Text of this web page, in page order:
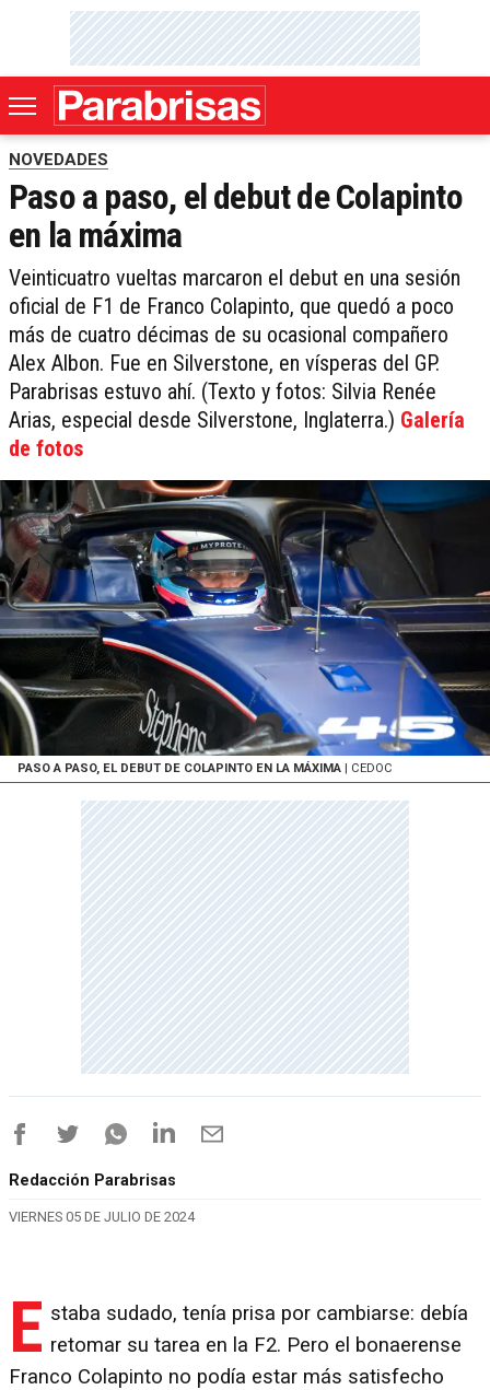
NOVEDADES
Paso a paso, el debut de Colapinto
en la máxima
Veinticuatro vueltas marcaron el debut en una sesión
oficial de F1 de Franco Colapinto, que quedó a poco
más de cuatro décimas de su ocasional compañero
Alex Albon. Fue en Silverstone, en vísperas del GP.
Parabrisas estuvo ahí. (Texto y fotos: Silvia Renée
Arias, especial desde Silverstone, Inglaterra.) Galería
de fotos
PASO A PASO, EL DEBUT DE COLAPINTO EN LA MÁXIMA | CEDOC
Redacción Parabrisas
VIERNES 05 DE JULIO DE 2024
E staba sudado, tenía prisa por cambiarse: debía
retomar su tarea en la F2. Pero el bonaerense
Franco Colapinto no podía estar más satisfecho